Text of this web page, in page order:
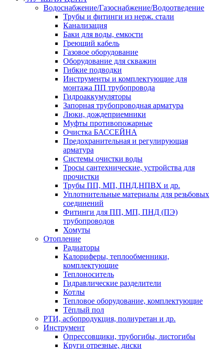
Водоснабжение/Газоснабжение/Водоотведение
Трубы и фитинги из нерж. стали
Канализация
Баки для воды, емкости
Греющий кабель
Газовое оборудование
Оборудование для скважин
Гибкие подводки
Инструменты и комплектующие для
монтажа ПП трубопровода
Гидроаккумуляторы
Запорная трубопроводная арматура
Люки, дождеприемники
Муфты противопожарные
Очистка БАССЕЙНА
Предохранительная и регулирующая
арматура
Системы очистки воды
Тросы сантехнические, устройства для
прочистки
Трубы ПП, МП, ПНД,НПВХ и др.
Уплотнительные материалы для резьбовых
соединений
Фитинги для ПП, МП, ПНД (ПЭ)
трубопроводов
Хомуты
Отопление
Радиаторы
Калориферы, теплообменники,
комплектующие
Теплоноситель
Гидравлические разделители
Котлы
Тепловое оборудование, комплектующие
Тёплый пол
РТИ, асбопродукция, полиуретан и др.
Инструмент
Опрессовщики, трубогибы, листогибы
Круги отрезные, диски